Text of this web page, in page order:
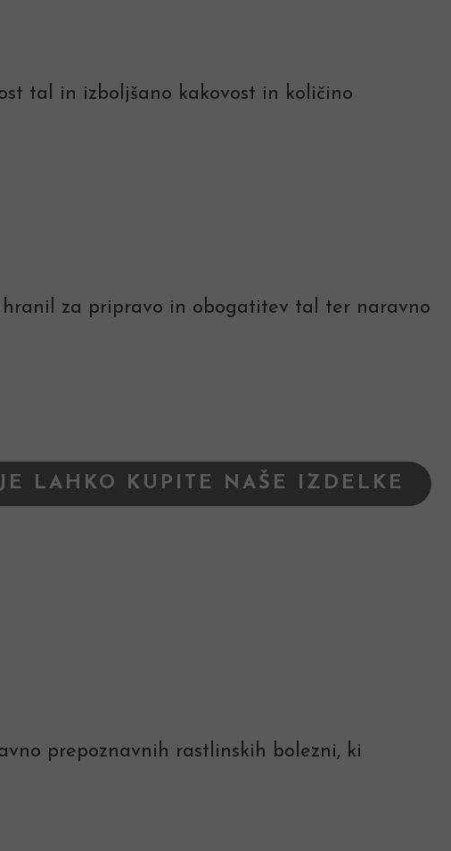
tal in izboljšano kakovost in količino
hranil za pripravo in obogatitev tal ter naravno
LAHKO KUPITE NAŠE IZDELKE
prepoznavnih rastlinskih bolezni, ki